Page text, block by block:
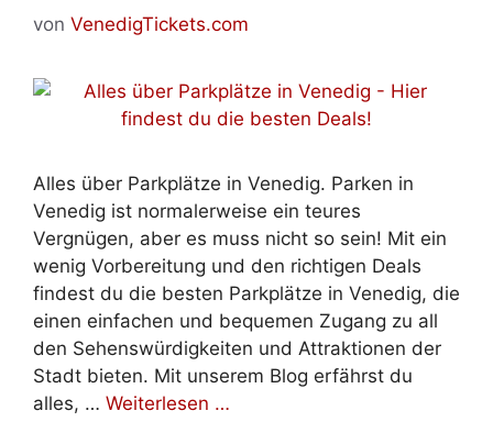
von VenedigTickets.com
Alles über Parkplätze in Venedig. Parken in
Venedig ist normalerweise ein teures
Vergnügen, aber es muss nicht so sein! Mit ein
wenig Vorbereitung und den richtigen Deals
findest du die besten Parkplätze in Venedig, die
einen einfachen und bequemen Zugang zu all
den Sehenswürdigkeiten und Attraktionen der
Stadt bieten. Mit unserem Blog erfährst du
alles, … Weiterlesen …